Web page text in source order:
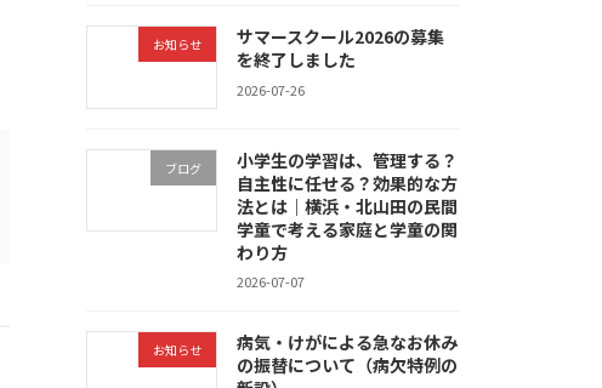
お知らせ
サマースクール2026の募集
を終了しました
2026-07-26
ブログ
小学生の学習は、管理する？
自主性に任せる？効果的な方
法とは｜横浜・北山田の民間
学童で考える家庭と学童の関
わり方
2026-07-07
お知らせ
病気・けがによる急なお休み
の振替について（病欠特例の